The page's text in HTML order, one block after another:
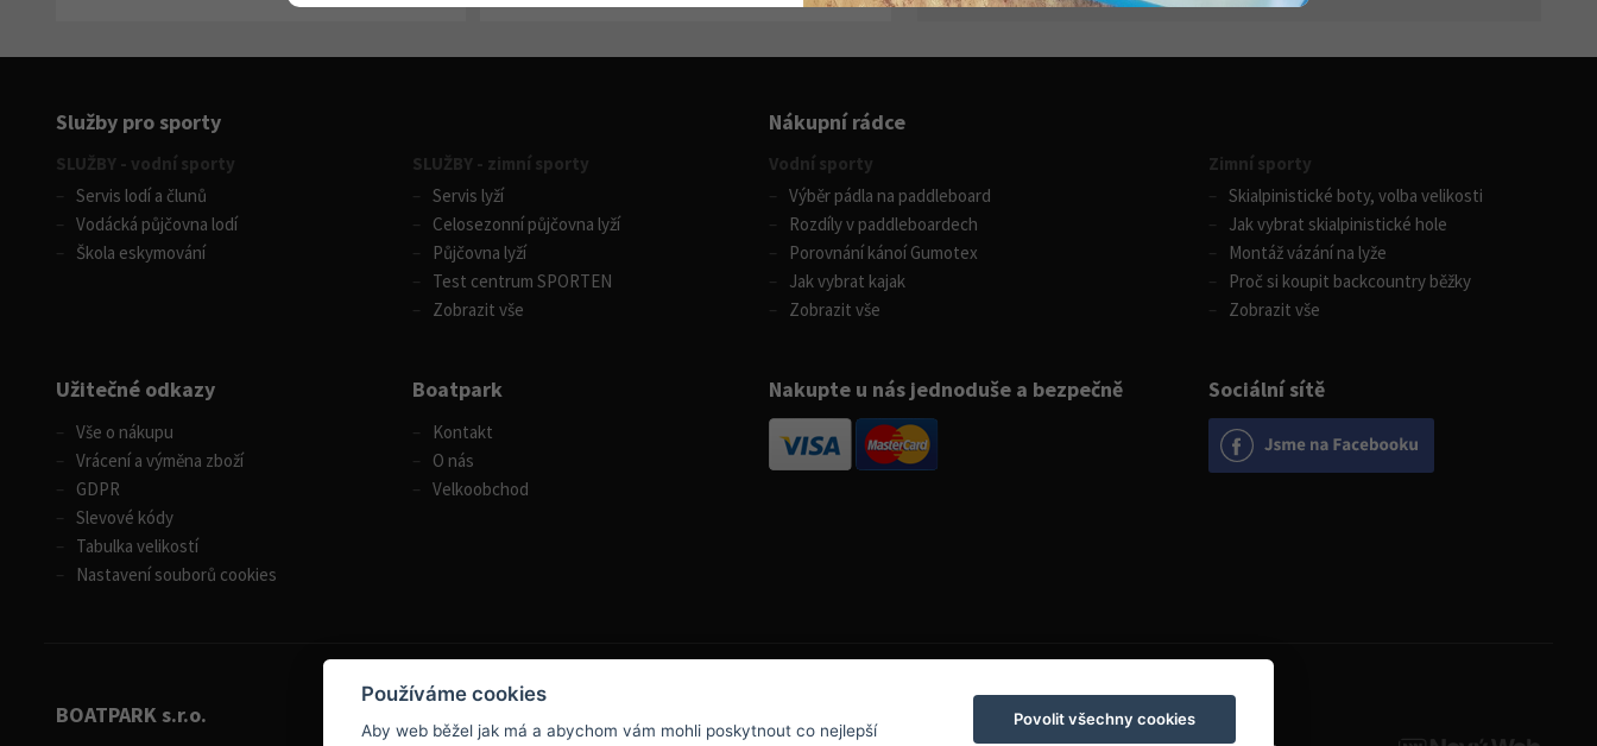
Sociální sítě
Služby pro sporty
SLUŽBY - vodní sporty
Servis lodí a člunů
Vodácká půjčovna lodí
Škola eskymování
SLUŽBY - zimní sporty
Servis lyží
Celosezonní půjčovna lyží
Půjčovna lyží
Test centrum SPORTEN
Zobrazit vše
Nákupní rádce
Vodní sporty
Výběr pádla na paddleboard
Rozdíly v paddleboardech
Porovnání kánoí Gumotex
Jak vybrat kajak
Zobrazit vše
Zimní sporty
Skialpinistické boty, volba velikosti
Jak vybrat skialpinistické hole
Montáž vázání na lyže
Proč si koupit backcountry běžky
Zobrazit vše
Užitečné odkazy
Vše o nákupu
Vrácení a výměna zboží
GDPR
Slevové kódy
Tabulka velikostí
Nastavení souborů cookies
Boatpark
Kontakt
O nás
Velkoobchod
Nakupte u nás jednoduše a bezpečně
BOATPARK s.r.o. Otevírací doba
Používáme cookies
Aby web běžel jak má a abychom vám mohli poskytnout co nejlepší
Povolit všechny cookies